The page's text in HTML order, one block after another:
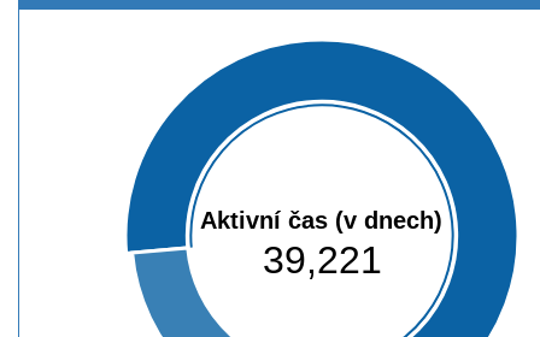
Aktivní čas (v dnech)
39,221